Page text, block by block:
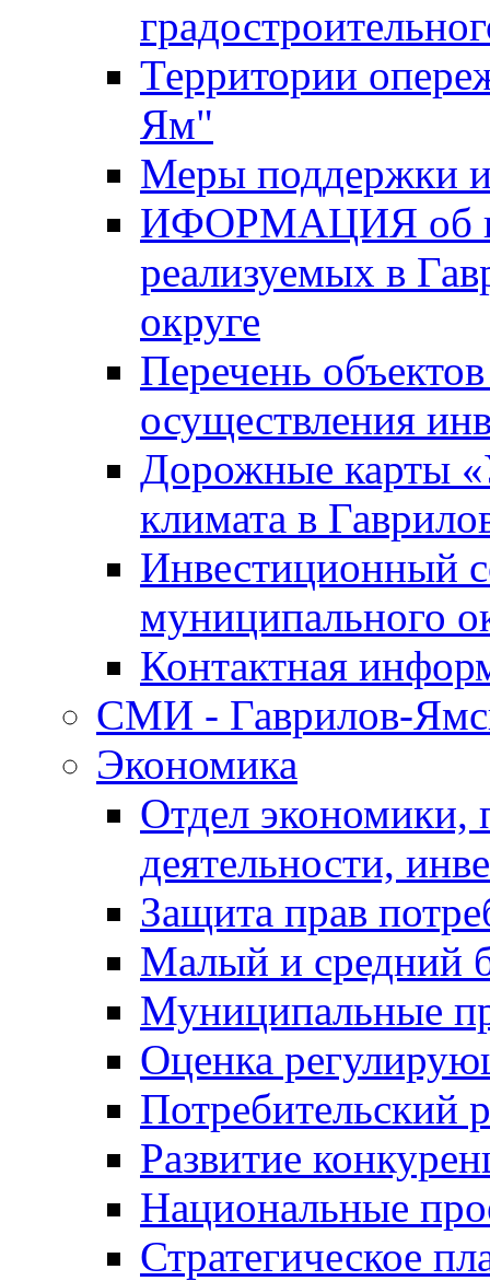
Территории
Ям"
Меры поддержки
ИФОРМАЦИЯ об
реализуемых в
округе
Перечень
осуществления
Дорожные карты
климата в
Инвестиционный
муниципального
Контактная
СМИ - Гаврилов-
Экономика
Отдел экономики,
деятельности,
Защита прав
Малый и средний
Муниципальные
Оценка
Потребительский
Развитие
Национальные
Стратегическое